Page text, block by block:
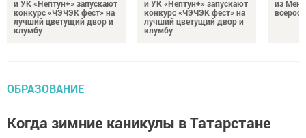
и УК «Нептун+» запускают
конкурс «ЧЭЧЭК фест» на
лучший цветущий двор и
клумбу
и УК «Нептун+» запускают
конкурс «ЧЭЧЭК фест» на
лучший цветущий двор и
клумбу
из
ОБРАЗОВАНИЕ
Когда зимние каникулы в Татарстане